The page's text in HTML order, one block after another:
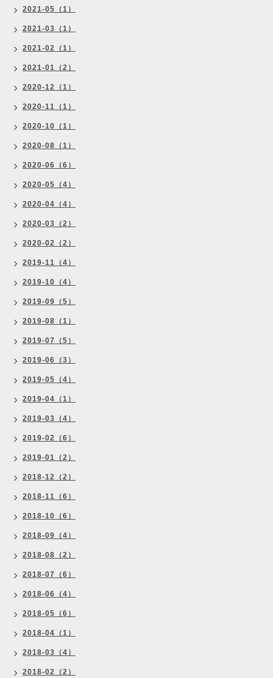
2021-05（1）
2021-03（1）
2021-02（1）
2021-01（2）
2020-12（1）
2020-11（1）
2020-10（1）
2020-08（1）
2020-06（6）
2020-05（4）
2020-04（4）
2020-03（2）
2020-02（2）
2019-11（4）
2019-10（4）
2019-09（5）
2019-08（1）
2019-07（5）
2019-06（3）
2019-05（4）
2019-04（1）
2019-03（4）
2019-02（6）
2019-01（2）
2018-12（2）
2018-11（6）
2018-10（6）
2018-09（4）
2018-08（2）
2018-07（6）
2018-06（4）
2018-05（6）
2018-04（1）
2018-03（4）
2018-02（2）